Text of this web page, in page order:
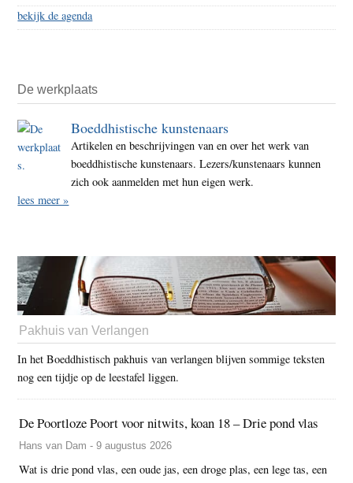
bekijk de agenda
De werkplaats
Boeddhistische kunstenaars
Artikelen en beschrijvingen van en over het werk van
boeddhistische kunstenaars. Lezers/kunstenaars kunnen
zich ook aanmelden met hun eigen werk.
lees meer »
Pakhuis van Verlangen
In het Boeddhistisch pakhuis van verlangen blijven sommige teksten
nog een tijdje op de leestafel liggen.
De Poortloze Poort voor nitwits, koan 18 – Drie pond vlas
Hans van Dam - 9 augustus 2026
Wat is drie pond vlas, een oude jas, een droge plas, een lege tas, een